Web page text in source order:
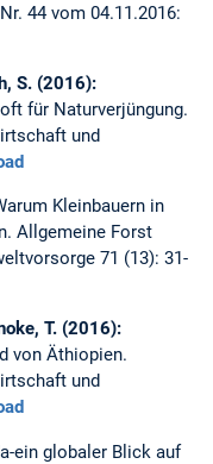
44 vom 04.11.2016:
S. (2016):
für Naturverjüngung.
und
Kleinbauern in
Allgemeine Forst
71 (13): 31-
T. (2016):
von Äthiopien.
und
ein globaler Blick auf